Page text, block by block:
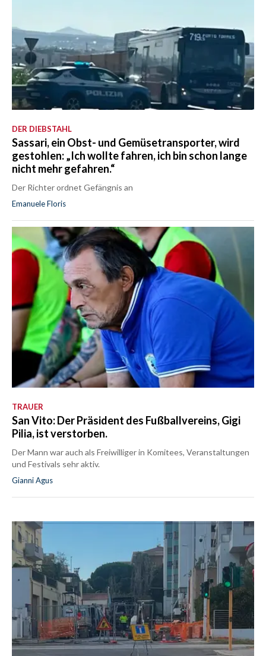
DER DIEBSTAHL
Sassari, ein Obst- und Gemüsetransporter, wird
gestohlen: „Ich wollte fahren, ich bin schon lange
nicht mehr gefahren.“
Der Richter ordnet Gefängnis an
Emanuele Floris
TRAUER
San Vito: Der Präsident des Fußballvereins, Gigi
Pilia, ist verstorben.
Der Mann war auch als Freiwilliger in Komitees, Veranstaltungen
und Festivals sehr aktiv.
Gianni Agus